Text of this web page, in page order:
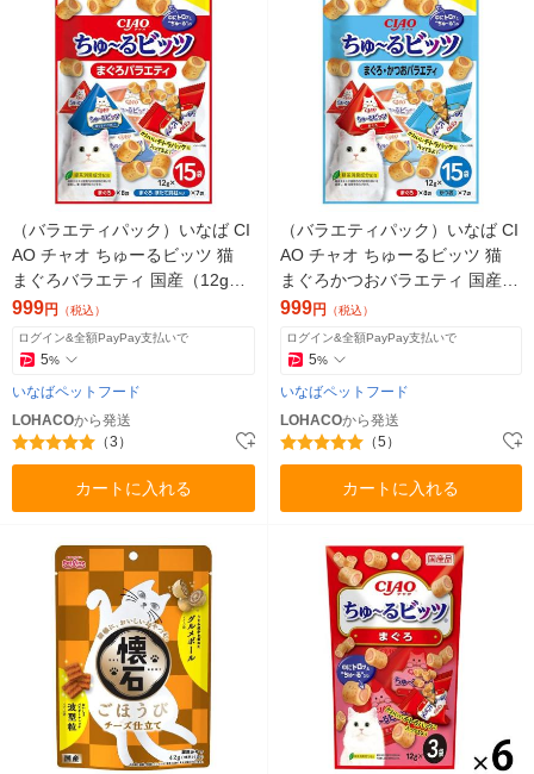
（バラエティパック）いなば CI
AO チャオ ちゅーるビッツ 猫
まぐろバラエティ 国産（12g×1
5袋）1袋 ちゅ~る チュール 猫
用 おやつ
999円 （税込）
ログイン&全額PayPay支払いで
5%
いなばペットフード
LOHACOから発送
（3）
カートに入れる
（バラエティパック）いなば CI
AO チャオ ちゅーるビッツ 猫
まぐろかつおバラエティ 国産
（12g×15袋）1袋 ちゅ~る チュ
ール おやつ
999円 （税込）
ログイン&全額PayPay支払いで
5%
いなばペットフード
LOHACOから発送
（5）
カートに入れる